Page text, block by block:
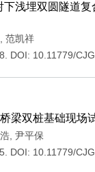
浅埋双圆隧道复
范凯祥
DOI: 10.11779/
梁双桩基础现场
尹平保
DOI: 10.11779/